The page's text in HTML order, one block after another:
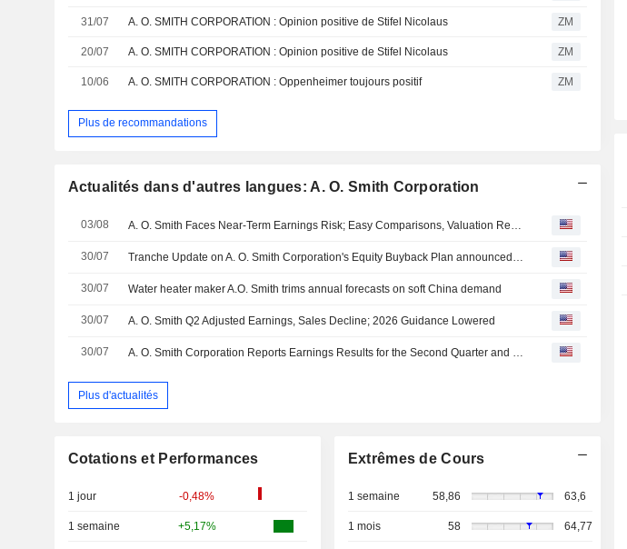
31/07 A. O. SMITH CORPORATION : Opinion positive de Stifel Nicolaus ZM
20/07 A. O. SMITH CORPORATION : Opinion positive de Stifel Nicolaus ZM
10/06 A. O. SMITH CORPORATION : Oppenheimer toujours positif ZM
Plus de recommandations
Actualités dans d'autres langues: A. O. Smith Corporation
03/08 A. O. Smith Faces Near-Term Earnings Risk; Easy Comparisons, Valuation Remain Supportive, Oppenheimer Says
30/07 Tranche Update on A. O. Smith Corporation's Equity Buyback Plan announced on December 14, 2007.
30/07 Water heater maker A.O. Smith trims annual forecasts on soft China demand
30/07 A. O. Smith Q2 Adjusted Earnings, Sales Decline; 2026 Guidance Lowered
30/07 A. O. Smith Corporation Reports Earnings Results for the Second Quarter and Six Months Ended June 30, 2026
Plus d'actualités
Cotations et Performances
1 jour -0,48%
1 semaine +5,17%
Extrêmes de Cours
1 semaine 58,86 63,6
1 mois 58 64,77